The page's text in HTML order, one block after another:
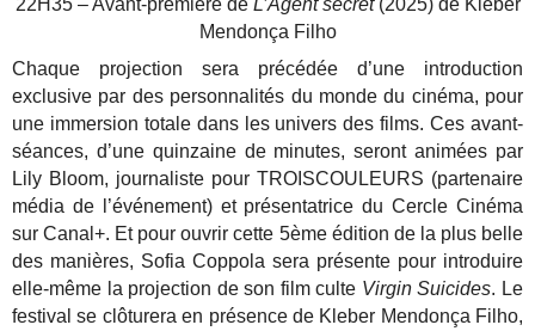
Mendonça Filho
Chaque projection sera précédée d’une introduction
exclusive par des personnalités du monde du cinéma, pour
une immersion totale dans les univers des films. Ces avant-
séances, d’une quinzaine de minutes, seront animées par
Lily Bloom, journaliste pour TROISCOULEURS (partenaire
média de l’événement) et présentatrice du Cercle Cinéma
sur Canal+. Et pour ouvrir cette 5ème édition de la plus belle
des manières, Sofia Coppola sera présente pour introduire
elle-même la projection de son film culte Virgin Suicides. Le
festival se clôturera en présence de Kleber Mendonça Filho,